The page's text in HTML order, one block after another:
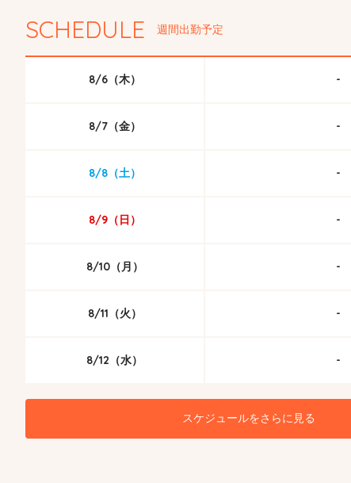
SCHEDULE 週間出勤予定
8/6（木） -
8/7（金） -
8/8（土） -
8/9（日） -
8/10（月） -
8/11（火） -
8/12（水） -
スケジュールをさらに見る